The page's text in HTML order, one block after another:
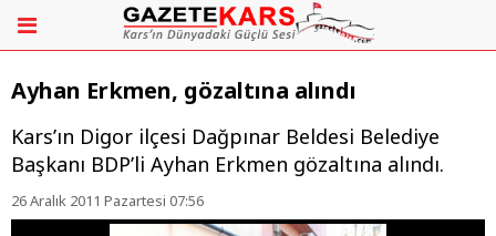
Ayhan Erkmen, gözaltına alındı
Kars’ın Digor ilçesi Dağpınar Beldesi Belediye
Başkanı BDP’li Ayhan Erkmen gözaltına alındı.
26 Aralık 2011 Pazartesi 07:56